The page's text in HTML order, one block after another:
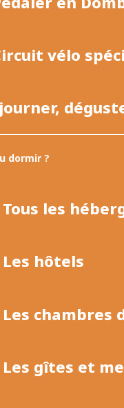
vélo
dormir ?
Tous les
Les hôtels
Les chambres
Les gîtes et
pour
et
séjour ou